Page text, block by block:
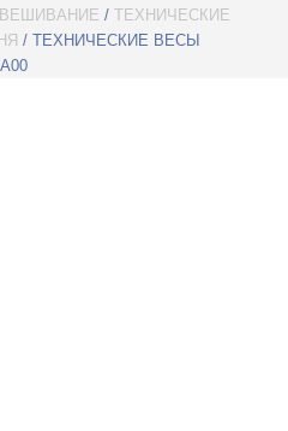
/ ТЕХНИЧЕСКИЕ
/ ТЕХНИЧЕСКИЕ ВЕСЫ